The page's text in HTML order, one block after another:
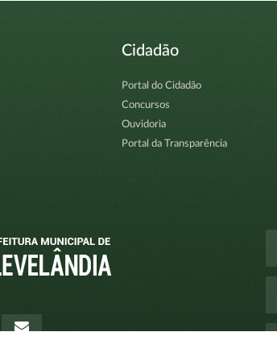
Cidadão
Portal do Cidadão
Concursos
Ouvidoria
Portal da Transparência